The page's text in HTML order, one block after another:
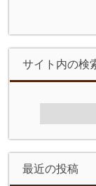
サイト内の検
最近の投稿